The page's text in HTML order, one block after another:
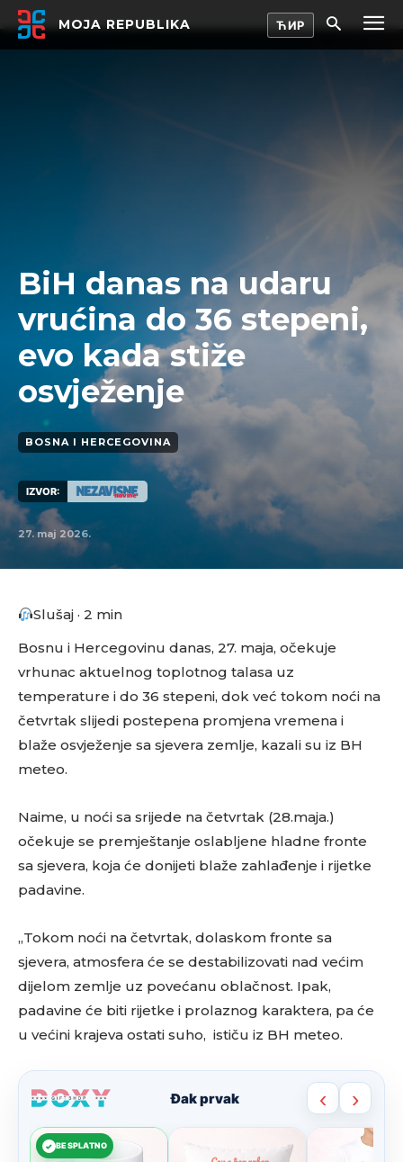
MOJA REPUBLIKA
BiH danas na udaru
vrućina do 36 stepeni,
evo kada stiže
osvježenje
BOSNA I HERCEGOVINA
IZVOR:
27. maj 2026.
Slušaj · 2 min
Bosnu i Hercegovinu danas, 27. maja, očekuje
vrhunac aktuelnog toplotnog talasa uz
temperature i do 36 stepeni, dok već tokom noći na
četvrtak slijedi postepena promjena vremena i
blaže osvježenje sa sjevera zemlje, kazali su iz BH
meteo.
Naime, u noći sa srijede na četvrtak (28.maja.)
očekuje se premještanje oslabljene hladne fronte
sa sjevera, koja će donijeti blaže zahlađenje i rijetke
padavine.
„Tokom noći na četvrtak, dolaskom fronte sa
sjevera, atmosfera će se destabilizovati nad većim
dijelom zemlje uz povećanu oblačnost. Ipak,
padavine će biti rijetke i prolaznog karaktera, pa će
u većini krajeva ostati suho, ističu iz BH meteo.